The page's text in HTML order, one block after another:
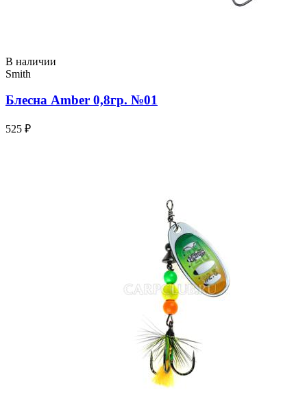
В наличии
Smith
Блесна Amber 0,8гр. №01
525 ₽